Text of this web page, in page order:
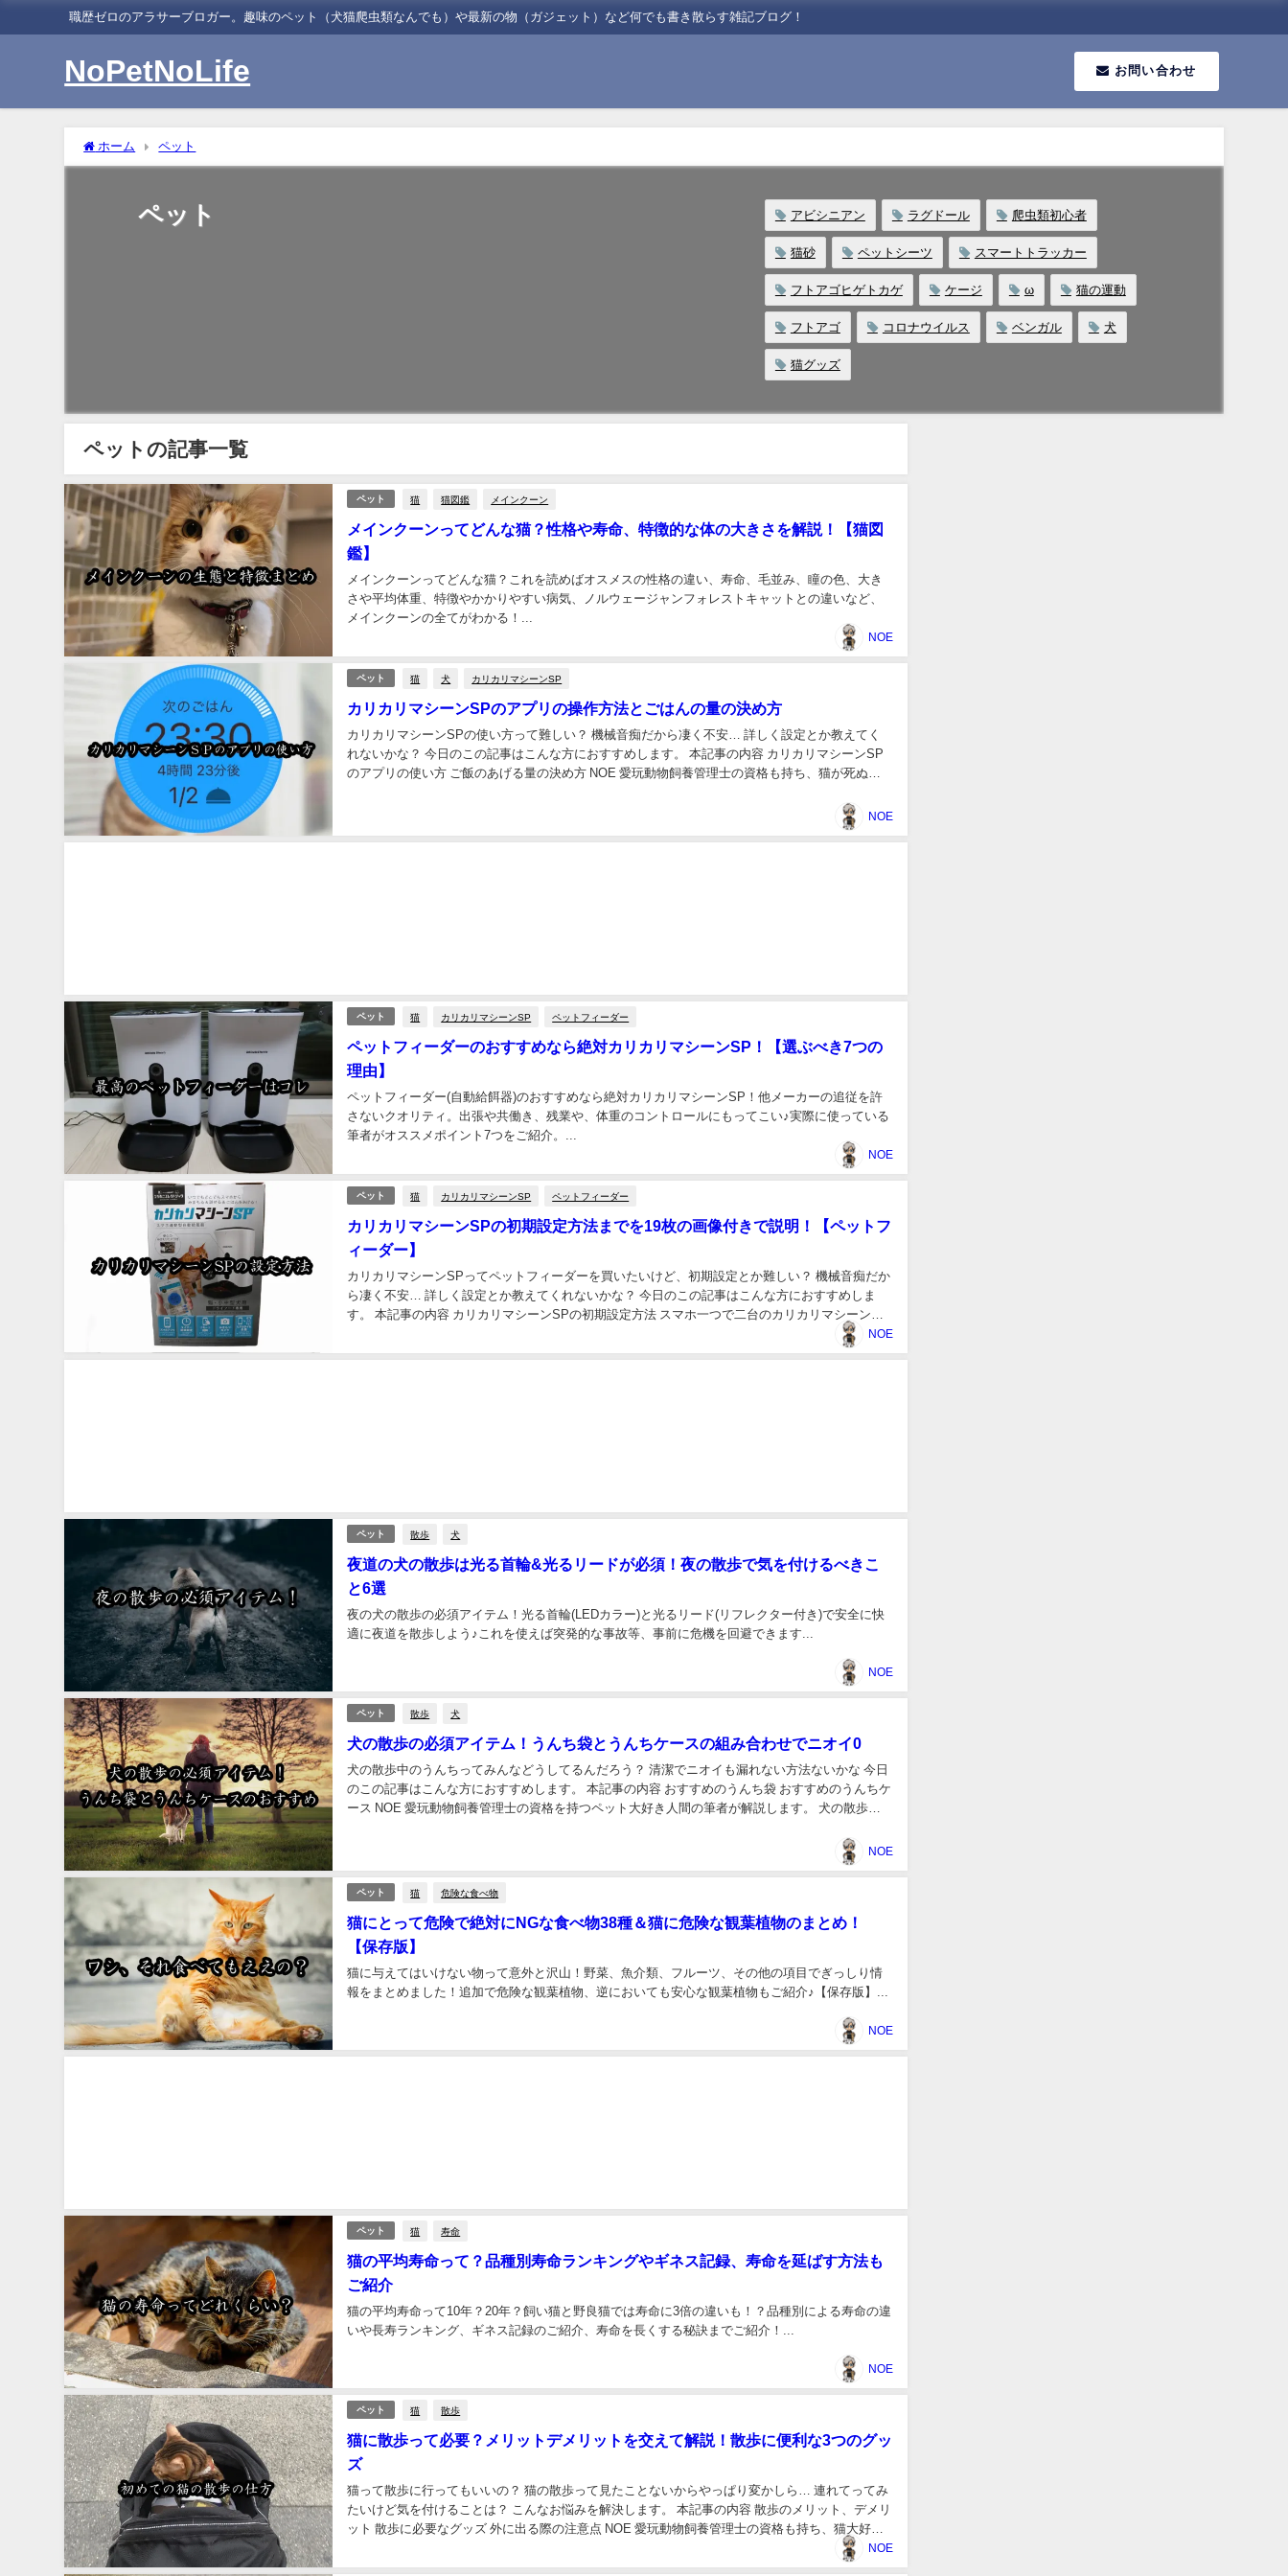
職歴ゼロのアラサーブロガー。趣味のペット（犬猫爬虫類なんでも）や最新の物（ガジェット）など何でも書き散らす雑記ブログ！
NoPetNoLife お問い合わせ
ホーム ペット
ペット アビシニアン ラグドール 爬虫類初心者
猫砂 ペットシーツ スマートトラッカー
フトアゴヒゲトカゲ ケージ ω 猫の運動
フトアゴ コロナウイルス ベンガル 犬
猫グッズ
ペットの記事一覧
ペット 猫 猫図鑑 メインクーン
メインクーンってどんな猫？性格や寿命、特徴的な体の大きさを解説！【猫図
鑑】
メインクーンってどんな猫？これを読めばオスメスの性格の違い、寿命、毛並み、瞳の色、大き
さや平均体重、特徴やかかりやすい病気、ノルウェージャンフォレストキャットとの違いなど、
メインクーンの全てがわかる！...
NOE
ペット 猫 犬 カリカリマシーンSP
カリカリマシーンSPのアプリの操作方法とごはんの量の決め方
カリカリマシーンSPの使い方って難しい？ 機械音痴だから凄く不安… 詳しく設定とか教えてく
れないかな？ 今日のこの記事はこんな方におすすめします。 本記事の内容 カリカリマシーンSP
のアプリの使い方 ご飯のあげる量の決め方 NOE 愛玩動物飼養管理士の資格も持ち、猫が死ぬほ
NOE
ペット 猫 カリカリマシーンSP ペットフィーダー
ペットフィーダーのおすすめなら絶対カリカリマシーンSP！【選ぶべき7つの
理由】
ペットフィーダー(自動給餌器)のおすすめなら絶対カリカリマシーンSP！他メーカーの追従を許
さないクオリティ。出張や共働き、残業や、体重のコントロールにもってこい♪実際に使っている
筆者がオススメポイント7つをご紹介。...
NOE
ペット 猫 カリカリマシーンSP ペットフィーダー
カリカリマシーンSPの初期設定方法までを19枚の画像付きで説明！【ペットフ
ィーダー】
カリカリマシーンSPってペットフィーダーを買いたいけど、初期設定とか難しい？ 機械音痴だか
ら凄く不安… 詳しく設定とか教えてくれないかな？ 今日のこの記事はこんな方におすすめしま
す。 本記事の内容 カリカリマシーンSPの初期設定方法 スマホ一つで二台のカリカリマシーンＳ
NOE
ペット 散歩 犬
夜道の犬の散歩は光る首輪&光るリードが必須！夜の散歩で気を付けるべきこ
と6選
夜の犬の散歩の必須アイテム！光る首輪(LEDカラー)と光るリード(リフレクター付き)で安全に快
適に夜道を散歩しよう♪これを使えば突発的な事故等、事前に危機を回避できます...
NOE
ペット 散歩 犬
犬の散歩の必須アイテム！うんち袋とうんちケースの組み合わせでニオイ0
犬の散歩中のうんちってみんなどうしてるんだろう？ 清潔でニオイも漏れない方法ないかな 今日
のこの記事はこんな方におすすめします。 本記事の内容 おすすめのうんち袋 おすすめのうんちケ
ース NOE 愛玩動物飼養管理士の資格を持つペット大好き人間の筆者が解説します。 犬の散歩中
NOE
ペット 猫 危険な食べ物
猫にとって危険で絶対にNGな食べ物38種＆猫に危険な観葉植物のまとめ！
【保存版】
猫に与えてはいけない物って意外と沢山！野菜、魚介類、フルーツ、その他の項目でぎっしり情
報をまとめました！追加で危険な観葉植物、逆においても安心な観葉植物もご紹介♪【保存版】...
NOE
ペット 猫 寿命
猫の平均寿命って？品種別寿命ランキングやギネス記録、寿命を延ばす方法も
ご紹介
猫の平均寿命って10年？20年？飼い猫と野良猫では寿命に3倍の違いも！？品種別による寿命の違
いや長寿ランキング、ギネス記録のご紹介、寿命を長くする秘訣までご紹介！...
NOE
ペット 猫 散歩
猫に散歩って必要？メリットデメリットを交えて解説！散歩に便利な3つのグッ
ズ
猫って散歩に行ってもいいの？ 猫の散歩って見たことないからやっぱり変かしら… 連れてってみ
たいけど気を付けることは？ こんなお悩みを解決します。 本記事の内容 散歩のメリット、デメリ
ット 散歩に必要なグッズ 外に出る際の注意点 NOE 愛玩動物飼養管理士の資格も持ち、猫大好き
NOE